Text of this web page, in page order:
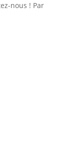
nous ! Par